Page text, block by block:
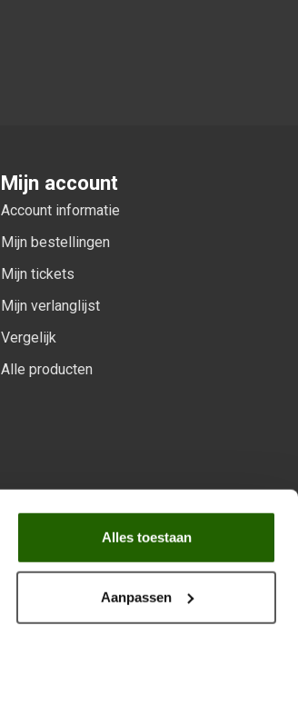
Alles toestaan
Aanpassen
Mijn account
Account informatie
Mijn bestellingen
Mijn tickets
Mijn verlanglijst
Vergelijk
Alle producten